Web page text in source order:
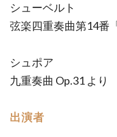
シューベルト
弦楽四重奏曲第14番
シュポア
九重奏曲 Op.31 より
出演者